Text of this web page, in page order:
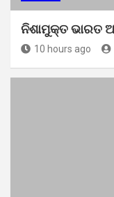
ନିଶାମୁକ୍ତ ଭାରତ
10 hours ago